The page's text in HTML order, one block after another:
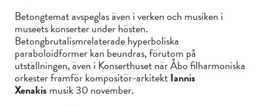
Betongtemat avspeglas även i verken och musiken i
museets konserter under hösten.
Betongbrutalismrelaterade hyperboliska
paraboloidformer kan beundras, förutom på
utställningen, även i Konserthuset när Åbo filharmoniska
orkester framför kompositör-arkitektIannis
Xenakis musik 30 november.